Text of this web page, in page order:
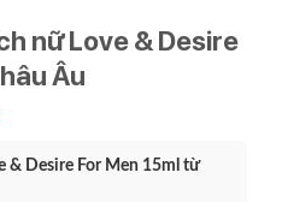
nữ Love & Desire
Âu
& Desire For Men 15ml từ